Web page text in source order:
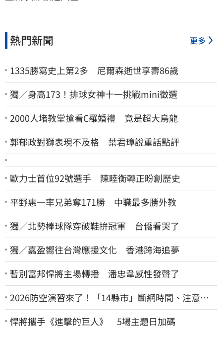
熱門新聞 更多
1335勝寫史上第2多 尼爾森逝世享壽86歲
獨／身高173！排球女神十一挑戰mini徵選
2000人堵教堂搶看C羅婚禮 竟是超大烏龍
郭郁政對獅表現不及格 葉君璋說重話點評
歐力士首位92號選手 陳睦衡轉正盼創歷史
平野惠一率兄弟奪171勝 中職最多勝外教
獨／北勢棒球隊穿破鞋拚冠軍 台僑看哭了
獨／嘉盈嚮往台灣應援文化 香港跨海追夢
暫別富邦悍將主場轉播 潘忠韋感性發聲了
2026防空演習來了！「14縣市」斷網時間、注意事
項一次看
悍將攜手《進擊的巨人》 5場主題日加碼